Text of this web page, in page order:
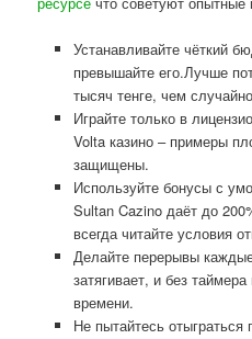
Устанавливайте чёткий
превышайте его.Лучше
тысяч тенге, чем
Играйте только в
Volta казино – примеры
защищены.
Используйте бонусы с
Sultan Cazino даёт до
всегда читайте условия
Делайте перерывы
затягивает, и без
времени.
Не пытайтесь